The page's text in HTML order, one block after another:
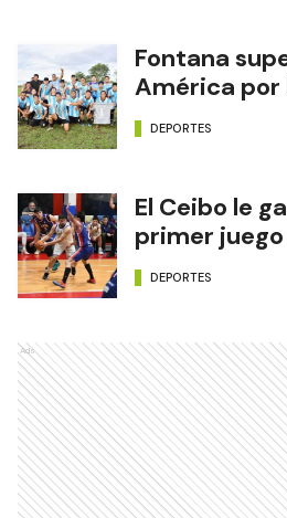
Fontana
América por
DEPORTES
El Ceibo le
primer
DEPORTES
Ads